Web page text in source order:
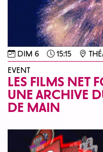
DIM 6 15:15
EVENT
LES FILMS NET
UNE ARCHIVE
DE MAIN